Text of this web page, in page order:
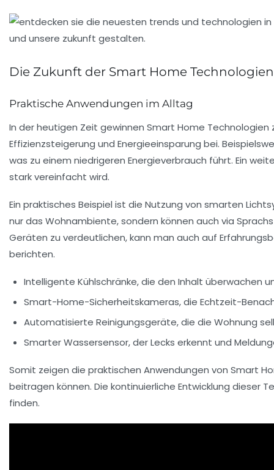
Die Zukunft der Smart Home Technologien
Praktische Anwendungen im Alltag
In der heutigen Zeit gewinnen Smart Home Technologien
Effizienzsteigerung und Energieeinsparung bei.
was zu einem niedrigeren Energieverbrauch führt. Ein
stark vereinfacht wird.
Ein praktisches Beispiel ist die Nutzung von smarten
nur das Wohnambiente, sondern können auch via
Geräten zu verdeutlichen, kann man auch auf
berichten.
Intelligente Kühlschränke, die den Inhalt überwachen
Smart-Home-Sicherheitskameras, die Echtzeit-
Automatisierte Reinigungsgeräte, die die Wohnung
Smarter Wassersensor, der Lecks erkennt und
Somit zeigen die praktischen Anwendungen von Smart
beitragen können. Die kontinuierliche Entwicklung dieser
finden.